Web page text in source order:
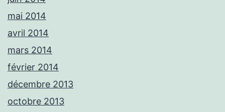
mai 2014
avril 2014
mars 2014
février 2014
décembre 2013
octobre 2013